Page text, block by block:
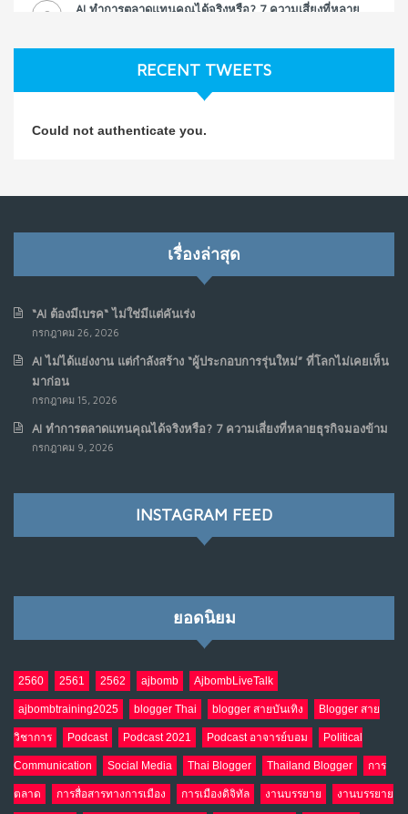
3
AI ทำการตลาดแทนคุณได้จริงหรือ? 7 ความเสี่ยงที่หลาย
NO COMMENTS
Koe ในแบบอาจารย์บอม
รัฐอาจเป็นจุดเริ่มต้นของ “ขบวนการประท้วงดิจิทัล” ครั้งใหม่
6
7
เมื่อรัฐบาลเริ่มคิดแบบแพลตฟอร์ม : AI กำลังเปลี่ยนรัฐ
ราชการไปตลอดกาล
NO COMMENTS
เมื่อโลกออนไลน์ กลายเป็น“ศาลเตี้ย”
9
NO COMMENTS
10 อินโดนีเซีย กับเกมอำนาจที่มองไม่เห็น
เม.ย. 19, 2026
NO COMMENTS
RECENT TWEETS
Could not authenticate you.
เรื่องล่าสุด
“AI ต้องมีเบรค“ ไม่ใช่มีแต่คันเร่ง
กรกฎาคม 26, 2026
AI ไม่ได้แย่งงาน แต่กำลังสร้าง “ผู้ประกอบการรุ่นใหม่” ที่โลกไม่เคยเห็น
มาก่อน
กรกฎาคม 15, 2026
AI ทำการตลาดแทนคุณได้จริงหรือ? 7 ความเสี่ยงที่หลายธุรกิจมองข้าม
กรกฎาคม 9, 2026
INSTAGRAM FEED
ยอดนิยม
2560 2561 2562 ajbomb AjbombLiveTalk
ajbombtraining2025 blogger Thai blogger สายบันเทิง Blogger สาย
วิชาการ Podcast Podcast 2021 Podcast อาจารย์บอม Political
Communication Social Media Thai Blogger Thailand Blogger การ
ตลาด การสื่อสารทางการเมือง การเมืองดิจิทัล งานบรรยาย งานบรรยาย